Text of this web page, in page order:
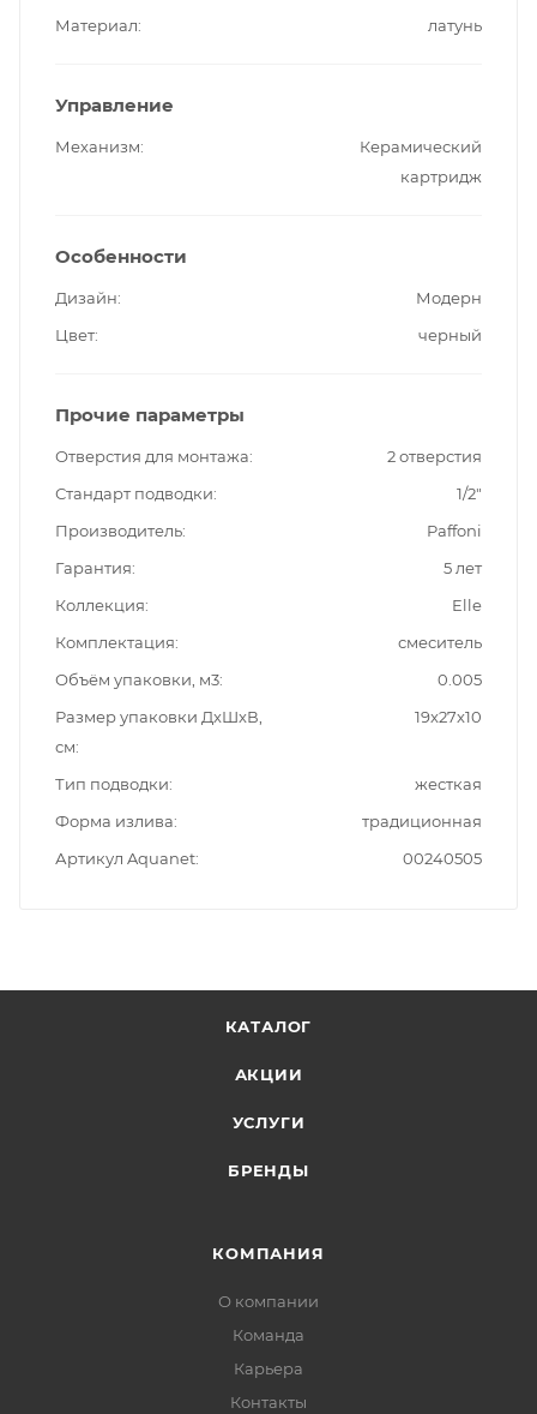
Материал
латунь
Управление
Механизм
Керамический
картридж
Особенности
Дизайн
Модерн
Цвет
черный
Прочие параметры
Отверстия для монтажа
2 отверстия
Стандарт подводки
1/2"
Производитель
Paffoni
Гарантия
5 лет
Коллекция
Elle
Комплектация
смеситель
Объём упаковки, м3
0.005
Размер упаковки ДxШxВ,
см
19x27x10
Тип подводки
жесткая
Форма излива
традиционная
Артикул Aquanet
00240505
КАТАЛОГ
АКЦИИ
УСЛУГИ
БРЕНДЫ
КОМПАНИЯ
О компании
Команда
Карьера
Контакты